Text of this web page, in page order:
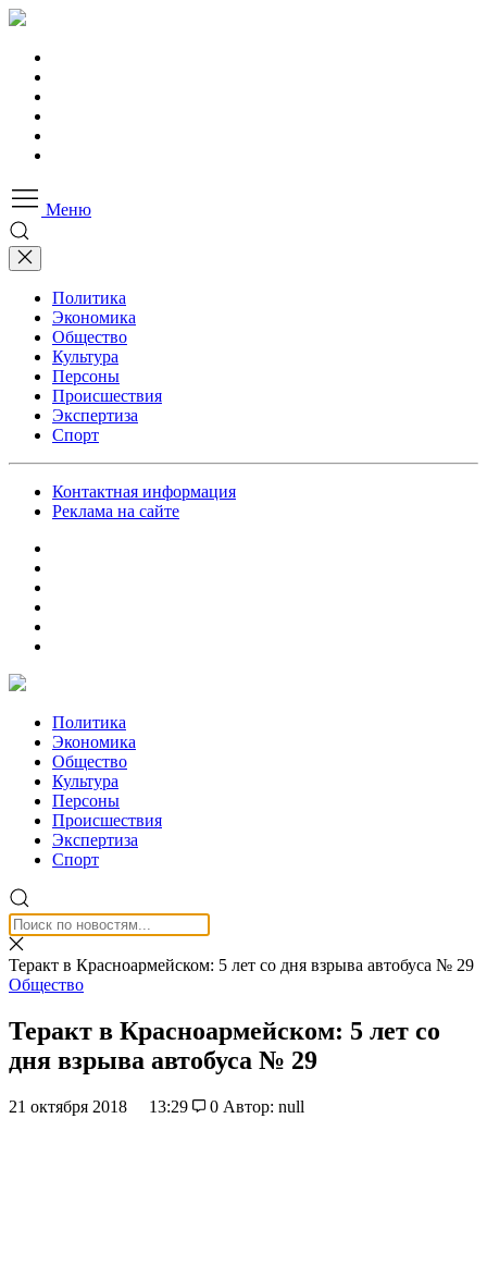
Меню
Политика
Экономика
Общество
Культура
Персоны
Происшествия
Экспертиза
Спорт
Контактная информация
Реклама на сайте
Политика
Экономика
Общество
Культура
Персоны
Происшествия
Экспертиза
Спорт
Теракт в Красноармейском: 5 лет со дня взрыва автобуса № 29
Общество
Теракт в Красноармейском: 5 лет со
дня взрыва автобуса № 29
21 октября 2018 13:29 0 Автор: null